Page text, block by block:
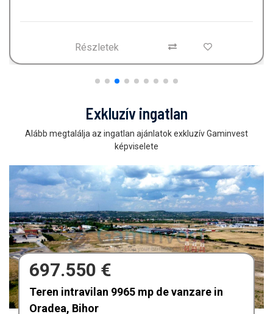
Részletek
Exkluzív ingatlan
Alább megtalálja az ingatlan ajánlatok exkluzív Gaminvest
képviselete
680.000 €
Afacere la cheie de vânzare Fabrica de
Textile in Dolj, Romania